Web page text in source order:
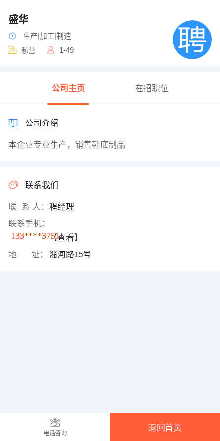
盛华
生产|加工|制造
私营
1-49
公司主页 在招职位
公司介绍
本企业专业生产，销售鞋底制品
联系我们
联 系 人： 程经理
联系手机：
133****3751【查看】
地 址：
潴河路15号
电话咨询
返回首页